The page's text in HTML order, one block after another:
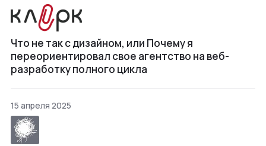
Что не так с дизайном, или Почему я
переориентировал свое агентство на веб-
разработку полного цикла
15 апреля 2025